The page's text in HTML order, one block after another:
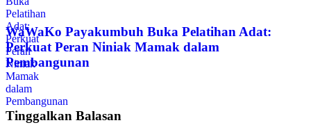
WaWaKo Payakumbuh Buka Pelatihan Adat:
Perkuat Peran Niniak Mamak dalam
Pembangunan
Tinggalkan Balasan